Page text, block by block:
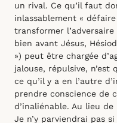
un rival. Ce qu’il faut
inlassablement «
transformer
bien avant Jésus,
») peut être chargée
jalouse, répulsive, n’est
ce qu’il y a en l’autre
prendre conscience de
d’inaliénable. Au lieu
Je n’y parviendrai pas